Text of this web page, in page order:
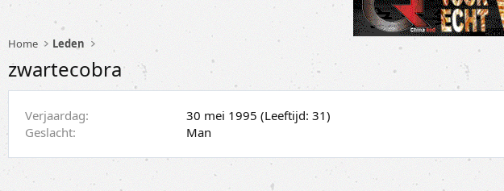
Home Leden
zwartecobra
Verjaardag
30 mei 1995 (Leeftijd: 31)
Geslacht
Man